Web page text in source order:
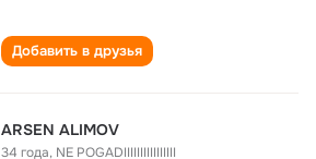
Добавить в друзья
ARSEN ALIMOV
34 года, NE POGADIIIIIIIIIIIIIIII